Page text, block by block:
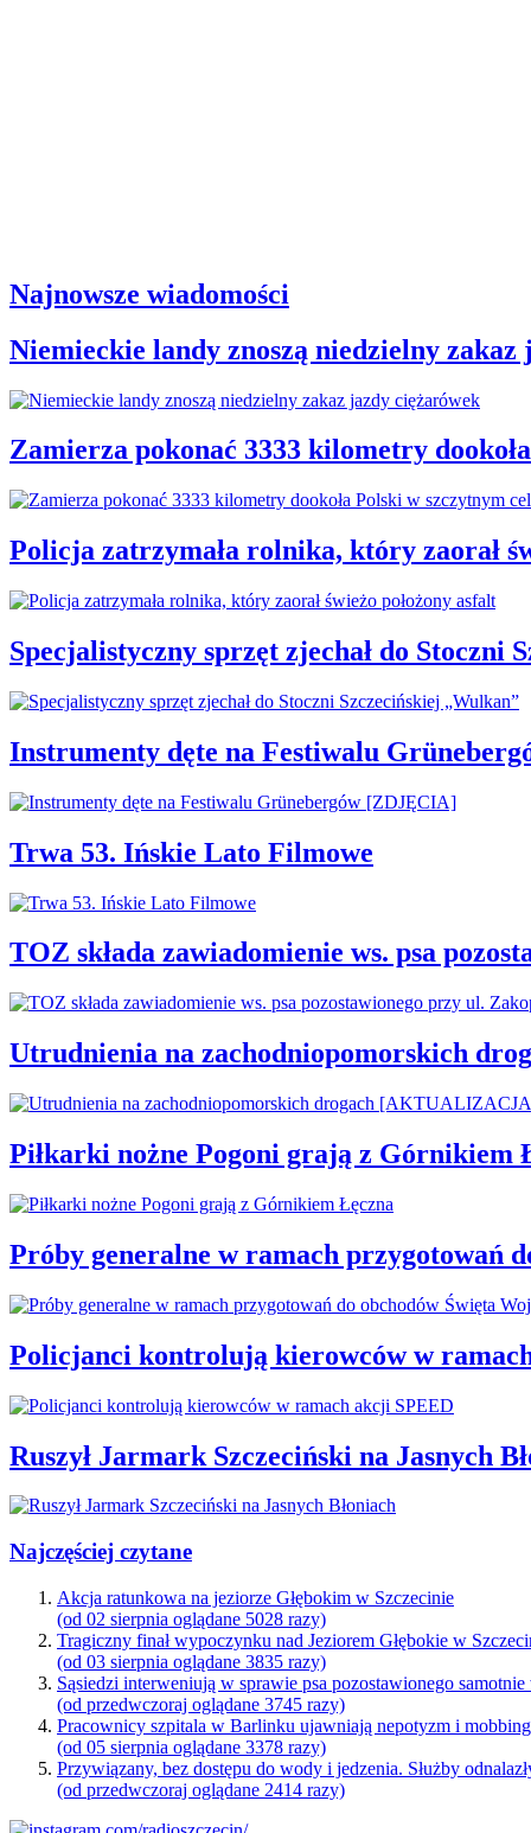
Najnowsze wiadomości
Niemieckie landy znoszą niedzielny zakaz
Zamierza pokonać 3333 kilometry
Policja zatrzymała rolnika, który zaorał
Specjalistyczny sprzęt zjechał do Stoczni
Instrumenty dęte na Festiwalu
Trwa 53. Ińskie Lato Filmowe
TOZ składa zawiadomienie ws. psa
Utrudnienia na zachodniopomorskich
Piłkarki nożne Pogoni grają z Górnikiem
Próby generalne w ramach przygotowań
Policjanci kontrolują kierowców w
Ruszył Jarmark Szczeciński na Jasnych
Najczęściej czytane
Akcja ratunkowa na jeziorze Głębokim w Szczecinie
(od 02 sierpnia oglądane 5028 razy)
Tragiczny finał wypoczynku nad Jeziorem Głębokie w
(od 03 sierpnia oglądane 3835 razy)
Sąsiedzi interweniują w sprawie psa pozostawionego
(od przedwczoraj oglądane 3745 razy)
Pracownicy szpitala w Barlinku ujawniają nepotyzm i
(od 05 sierpnia oglądane 3378 razy)
Przywiązany, bez dostępu do wody i jedzenia. Służby
(od przedwczoraj oglądane 2414 razy)